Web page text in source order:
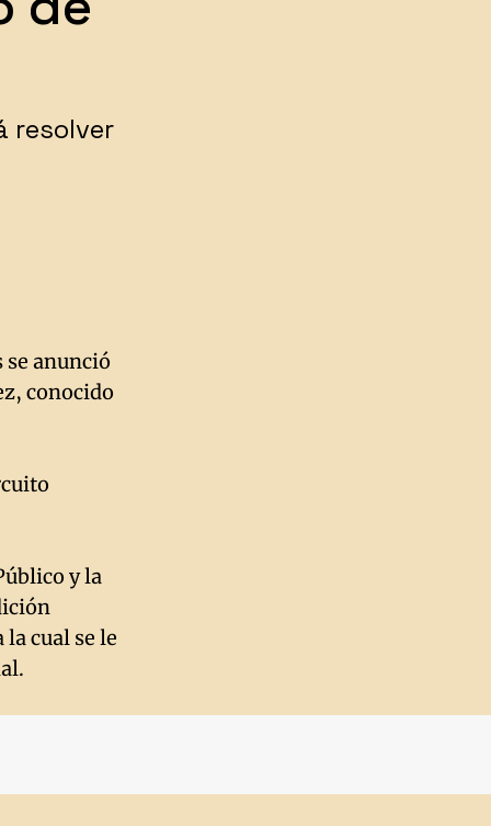
resolver
se anunció
conocido
y la
cual se le